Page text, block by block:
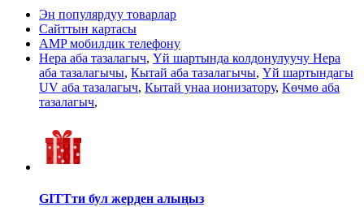
Эң популярдуу товарлар
Сайттын картасы
AMP мобилдик телефону
Hepa аба тазалагыч, Үй шартында колдонулуучу Hepa
аба тазалагычы, Кытай аба тазалагычы, Үй шартындагы
UV аба тазалагыч, Кытай унаа ионизатору, Көчмө аба
тазалагыч,
GITTти бул жерден алыңыз